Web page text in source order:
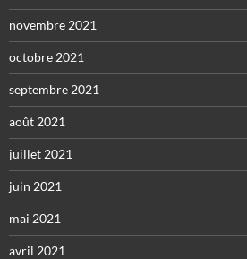
novembre 2021
octobre 2021
septembre 2021
août 2021
juillet 2021
juin 2021
mai 2021
avril 2021